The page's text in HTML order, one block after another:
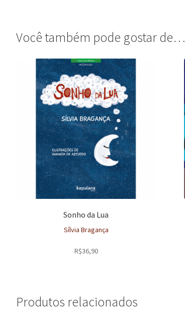
Você também pode gostar de…
Sonho da Lua
Sílvia Bragança
R$36,90
Produtos relacionados